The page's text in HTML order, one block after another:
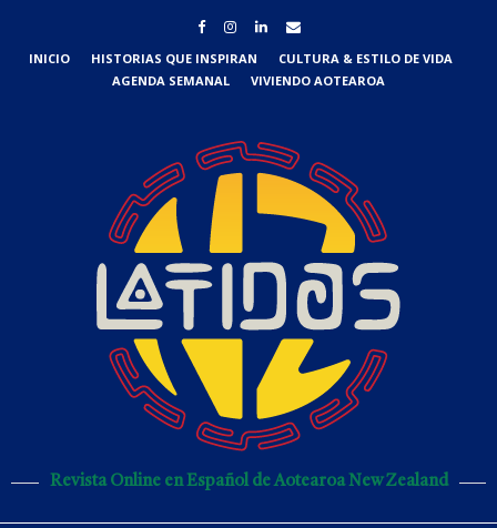
INICIO HISTORIAS QUE INSPIRAN
CULTURA & ESTILO DE VIDA
AGENDA SEMANAL
VIVIENDO AOTEAROA
Revista Online en Español de Aotearoa New Zealand